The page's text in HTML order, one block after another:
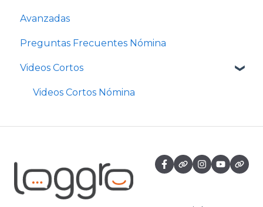
Avanzadas
Preguntas Frecuentes Nómina
Videos Cortos
Videos Cortos Nómina